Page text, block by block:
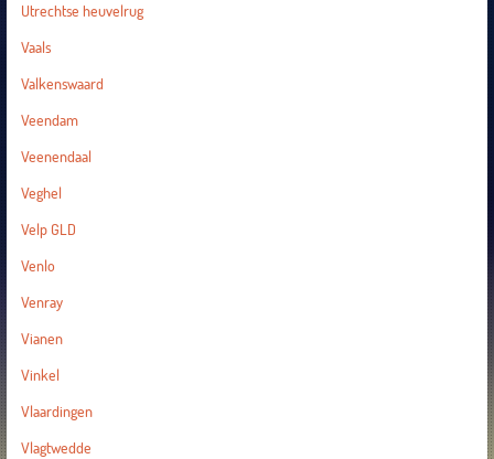
Utrechtse heuvelrug
Vaals
Valkenswaard
Veendam
Veenendaal
Veghel
Velp GLD
Venlo
Venray
Vianen
Vinkel
Vlaardingen
Vlagtwedde